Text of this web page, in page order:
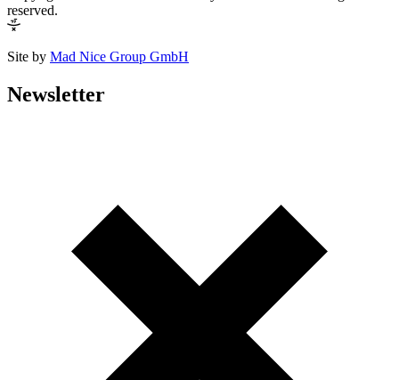
reserved.
Site by Mad Nice Group GmbH
Newsletter